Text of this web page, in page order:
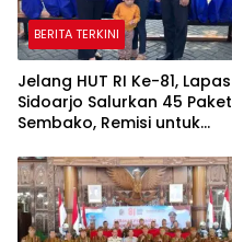
BERITA TERKINI
Jelang HUT RI Ke-81, Lapas
Sidoarjo Salurkan 45 Paket
Sembako, Remisi untuk